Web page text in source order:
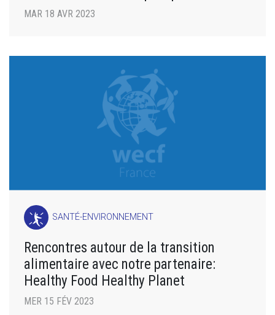
MAR 18 AVR 2023
SANTÉ-ENVIRONNEMENT
Rencontres autour de la transition
alimentaire avec notre partenaire:
Healthy Food Healthy Planet
MER 15 FÉV 2023